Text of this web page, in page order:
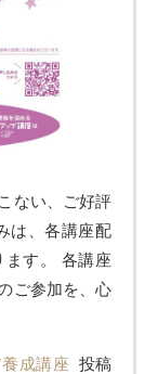
ない、ご好評
は、各講座配
す。 各講座
ご参加を、心
成講座 投稿